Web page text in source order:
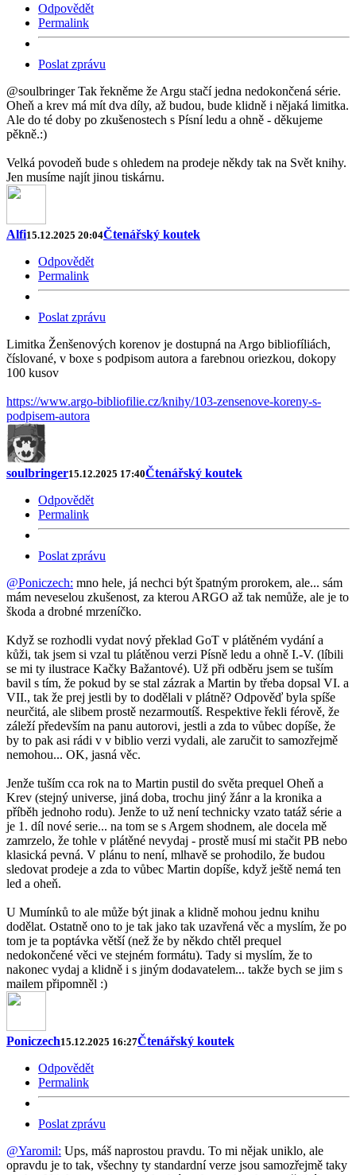
Odpovědět
Permalink
Poslat zprávu
@soulbringer Tak řekněme že Argu stačí jedna nedokončená série.
Oheň a krev má mít dva díly, až budou, bude klidně i nějaká limitka.
Ale do té doby po zkušenostech s Písní ledu a ohně - děkujeme
pěkně.:)
Velká povodeň bude s ohledem na prodeje někdy tak na Svět knihy.
Jen musíme najít jinou tiskárnu.
Alfi15.12.2025 20:04Čtenářský koutek
Odpovědět
Permalink
Poslat zprávu
Limitka Ženšenových korenov je dostupná na Argo bibliofíliách,
číslované, v boxe s podpisom autora a farebnou oriezkou, dokopy
100 kusov
https://www.argo-bibliofilie.cz/knihy/103-zensenove-koreny-s-
podpisem-autora
soulbringer15.12.2025 17:40Čtenářský koutek
Odpovědět
Permalink
Poslat zprávu
@Poniczech: mno hele, já nechci být špatným prorokem, ale... sám
mám neveselou zkušenost, za kterou ARGO až tak nemůže, ale je to
škoda a drobné mrzeníčko.
Když se rozhodli vydat nový překlad GoT v plátěném vydání a
kůži, tak jsem si vzal tu plátěnou verzi Písně ledu a ohně I.-V. (líbili
se mi ty ilustrace Kačky Bažantové). Už při odběru jsem se tuším
bavil s tím, že pokud by se stal zázrak a Martin by třeba dopsal VI. a
VII., tak že prej jestli by to dodělali v plátně? Odpověď byla spíše
neurčitá, ale slibem prostě nezarmoutíš. Respektive řekli férově, že
záleží především na panu autorovi, jestli a zda to vůbec dopíše, že
by to pak asi rádi v v biblio verzi vydali, ale zaručit to samozřejmě
nemohou... OK, jasná věc.
Jenže tuším cca rok na to Martin pustil do světa prequel Oheň a
Krev (stejný universe, jiná doba, trochu jiný žánr a la kronika a
příběh jednoho rodu). Jenže to už není technicky vzato tatáž série a
je 1. díl nové serie... na tom se s Argem shodnem, ale docela mě
zamrzelo, že tohle v plátěné nevydaj - prostě musí mi stačit PB nebo
klasická pevná. V plánu to není, mlhavě se prohodilo, že budou
sledovat prodeje a zda to vůbec Martin dopíše, když ještě nemá ten
led a oheň.
U Mumínků to ale může být jinak a klidně mohou jednu knihu
dodělat. Ostatně ono to je tak jako tak uzavřená věc a myslím, že po
tom je ta poptávka větší (než že by někdo chtěl prequel
nedokončené věci ve stejném formátu). Tady si myslím, že to
nakonec vydaj a klidně i s jiným dodavatelem... takže bych se jim s
mailem připomněl :)
Poniczech15.12.2025 16:27Čtenářský koutek
Odpovědět
Permalink
Poslat zprávu
@Yaromil: Ups, máš naprostou pravdu. To mi nějak uniklo, ale
opravdu je to tak, všechny ty standardní verze jsou samozřejmě taky